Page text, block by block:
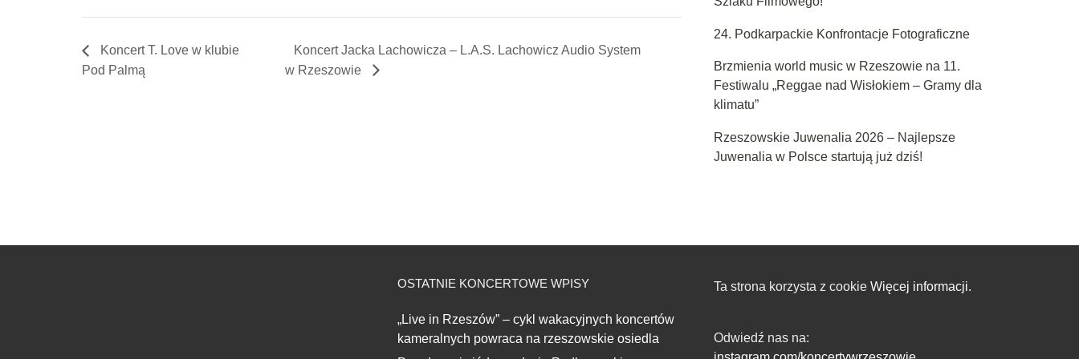
Koncert T. Love w klubie
Pod Palmą
Koncert Jacka Lachowicza – L.A.S. Lachowicz Audio System
w Rzeszowie
24. Podkarpackie Konfrontacje Fotograficzne
Brzmienia world music w Rzeszowie na 11.
Festiwalu „Reggae nad Wisłokiem – Gramy dla
klimatu”
Rzeszowskie Juwenalia 2026 – Najlepsze
Juwenalia w Polsce startują już dziś!
OSTATNIE KONCERTOWE WPISY
„Live in Rzeszów” – cykl wakacyjnych koncertów
kameralnych powraca na rzeszowskie osiedla
Ta strona korzysta z cookie Więcej informacji.
Odwiedź nas na: